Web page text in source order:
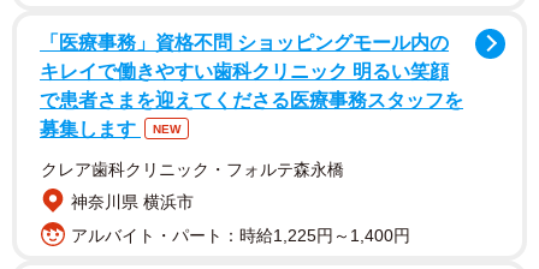
で「えっ？良くない？みんな好きでしょ？」。
やまさんさんは「夫はココナツチョコレートが大好きで
ど大好きだったとは」と驚きを隠せない様子でした。
投稿には10万を超える「いいね」が集まり、「ちょ
「医療事務」資格不問 ショッピングモール内の
キレイで働きやすい歯科クリニック 明るい笑顔
で患者さまを迎えてくださる医療事務スタッフを
募集します
NEW
クレア歯科クリニック・フォルテ森永橋
神奈川県 横浜市
アルバイト・パート：時給1,225円～1,400円